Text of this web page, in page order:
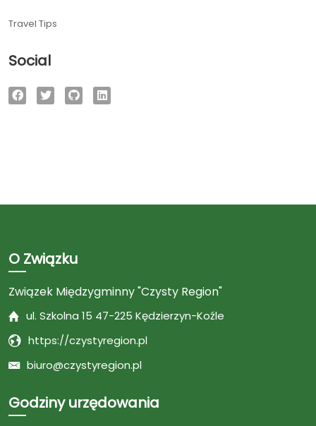
Travel Tips
Social
O Związku
Związek Międzygminny "Czysty Region"
ul. Szkolna 15 47-225 Kędzierzyn-Koźle
https://czystyregion.pl
biuro@czystyregion.pl
Godziny urzędowania